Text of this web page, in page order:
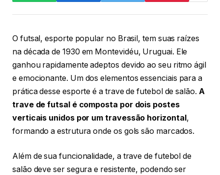
O futsal, esporte popular no Brasil, tem suas raízes
na década de 1930 em Montevidéu, Uruguai. Ele
ganhou rapidamente adeptos devido ao seu ritmo ágil
e emocionante. Um dos elementos essenciais para a
prática desse esporte é a trave de futebol de salão. A
trave de futsal é composta por dois postes
verticais unidos por um travessão horizontal,
formando a estrutura onde os gols são marcados.
Além de sua funcionalidade, a trave de futebol de
salão deve ser segura e resistente, podendo ser